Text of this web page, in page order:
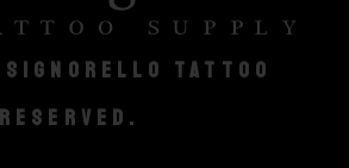
Signorello Tattoo